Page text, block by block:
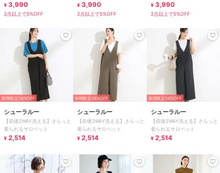
¥ 3,990
2点以上で5%OFF
¥ 3,990
2点以上で5%OFF
¥ 3,990
2点以上で5%OFF
期間限定36%OFF
シューラルー
【前後2WAY洗える】さらっと
着られるサロペット
¥ 2,514
期間限定36%OFF
シューラルー
【前後2WAY洗える】さらっと
着られるサロペット
¥ 2,514
期間限定36%OFF
シューラルー
【前後2WAY洗える】さらっと
着られるサロペット
¥ 2,514